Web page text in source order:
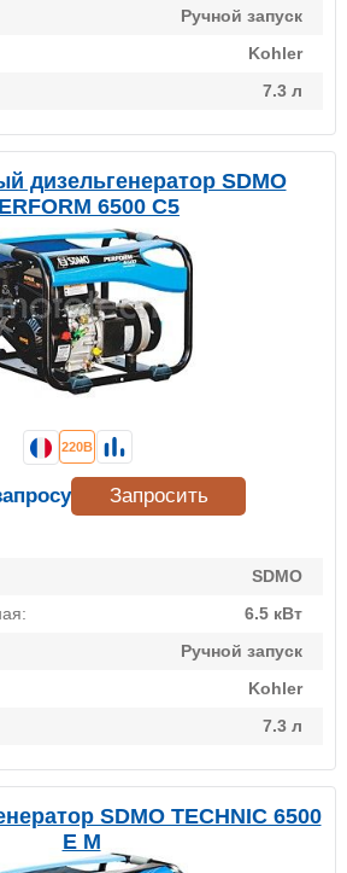
Ручной запуск
Kohler
7.3 л
дизельгенератор SDMO
6500 C5
SDMO
6.5 кВт
Ручной запуск
Kohler
7.3 л
220В
Запросить
SDMO TECHNIC 6500
E M